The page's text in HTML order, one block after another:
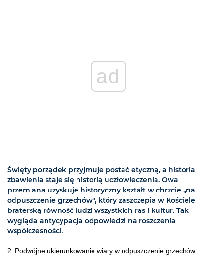
ad
Święty porządek przyjmuje postać etyczną, a historia
zbawienia staje się historią uczłowieczenia. Owa
przemiana uzyskuje historyczny kształt w chrzcie „na
odpuszczenie grzechów", który zaszczepia w Kościele
braterską równość ludzi wszystkich ras i kultur. Tak
wygląda antycypacja odpowiedzi na roszczenia
współczesności.
2. Podwójne ukierunkowanie wiary w odpuszczenie grzechów